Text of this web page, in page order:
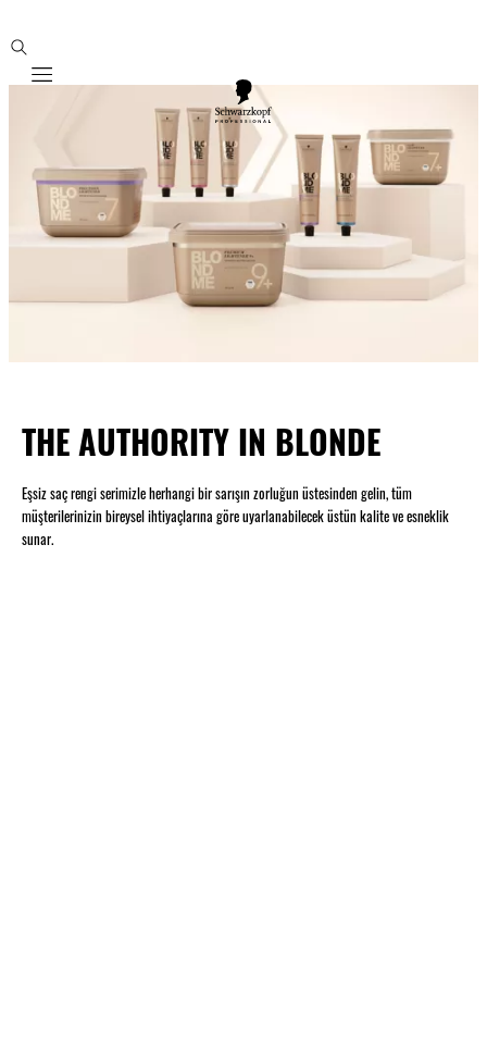
Mobile navigation
THE AUTHORITY IN BLONDE
Eşsiz saç rengi serimizle herhangi bir sarışın zorluğun üstesinden gelin, tüm
müşterilerinizin bireysel ihtiyaçlarına göre uyarlanabilecek üstün kalite ve esneklik
sunar.